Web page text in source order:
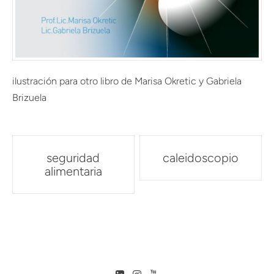
ilustración para otro libro de Marisa Okretic y Gabriela
Brizuela
navigation
seguridad
alimentaria
caleidoscopio